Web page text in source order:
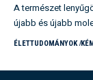
A természet
újabb és újabb
ÉLETTUDOMÁNYOK